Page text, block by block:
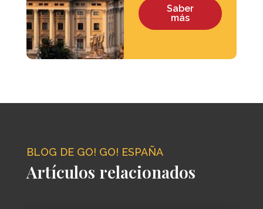
Saber
más
BLOG DE GO! GO! ESPAÑA
Artículos relacionados